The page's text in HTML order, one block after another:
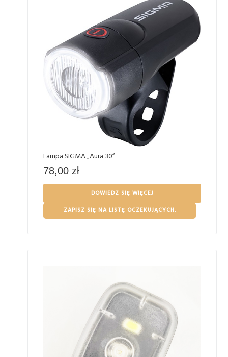
Lampa SIGMA „Aura 30”
78,00 zł
DOWIEDZ SIĘ WIĘCEJ
ZAPISZ SIĘ NA LISTĘ OCZEKUJĄCYCH.